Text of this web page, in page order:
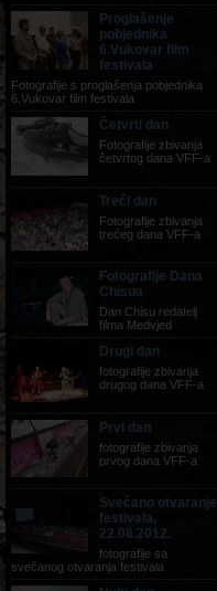
Proglašenje
pobjednika
6.Vukovar film
festivala
Fotografije s proglašenja pobjednika
6.Vukovar film festivala
Četvrti dan
Fotografije zbivanja
četvrtog dana VFF-a
Treći dan
Fotografije zbivanja
trećeg dana VFF-a
Fotografije Dana
Chisua
Dan Chisu redatelj
filma Medvjed
Drugi dan
fotografije zbivanja
drugog dana VFF-a
Prvi dan
fotografije zbivanja
prvog dana VFF-a
Svečano otvaranje
festivala,
22.08.2012.
fotografije sa
svečanog otvaranja festivala